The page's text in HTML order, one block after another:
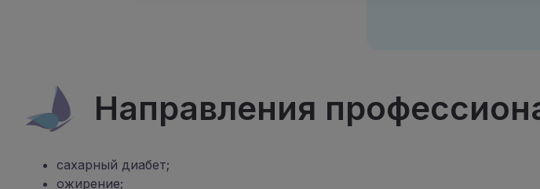
Направления
сахарный диабет;
ожирение;